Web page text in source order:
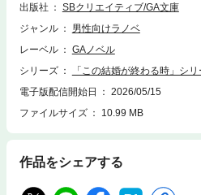
ルには実は大きな秘密が隠されていて
は消えます。皆様の“お望み”通り。不遇
版は紙書籍版と一部異なる場合がありま
い
出版社
SBクリエイティブ/GA文庫
ジャンル
男性向けラノベ
レーベル
GAノベル
シリーズ
「この結婚が終わる時」シ
電子版配信開始日
2026/05/15
ファイルサイズ
10.99 MB
作品をシェアする